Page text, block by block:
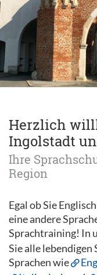
Herzlich
Ingolstadt
Ihre
Region
Egal ob Sie
eine andere
Sprachtraining! In
Sie alle lebendigen
Sprachen wie